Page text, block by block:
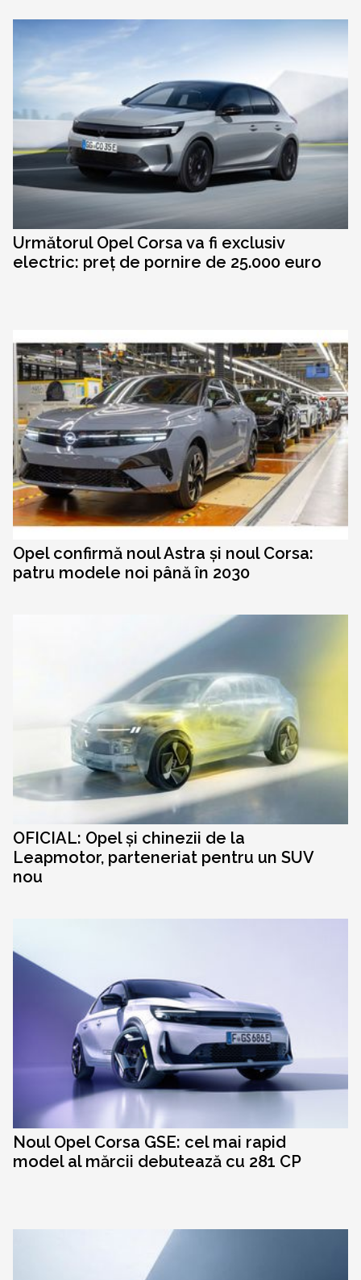
Următorul Opel Corsa va fi exclusiv
electric: preț de pornire de 25.000 euro
Opel confirmă noul Astra și noul Corsa:
patru modele noi până în 2030
OFICIAL: Opel și chinezii de la
Leapmotor, parteneriat pentru un SUV
nou
Noul Opel Corsa GSE: cel mai rapid
model al mărcii debutează cu 281 CP